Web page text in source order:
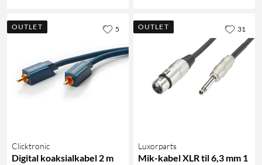
OUTLET
Clicktronic
Digital koaksialkabel 2 m
5 OUTLET
Luxorparts
Mik-kabel XLR til 6,3 mm 1
31